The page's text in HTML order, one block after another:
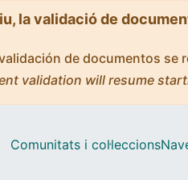
la validació de
de documentos
validation will resume
Comunitats i col·leccions